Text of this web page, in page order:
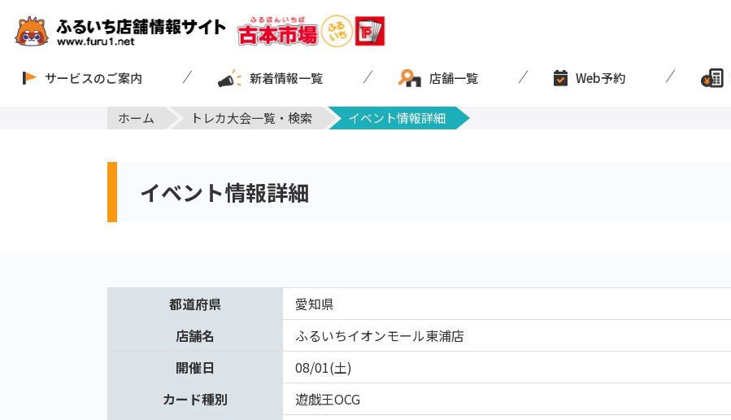
サービスのご案内 新着情報一覧 店舗一覧 Web予約
ホーム トレカ大会一覧・検索 イベント情報詳細
イベント情報詳細
都道府県
愛知県
店舗名
ふるいちイオンモール東浦店
開催日
08/01(土)
カード種別
遊戯王OCG